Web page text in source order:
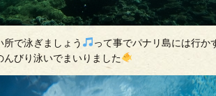
で泳ぎましょう
って事でパナリ島には行か
んびり泳いでまいりました